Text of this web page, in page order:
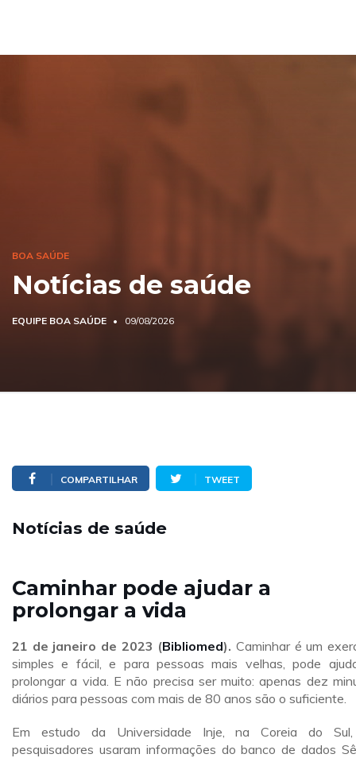
BOA SAÚDE
Notícias de saúde
EQUIPE BOA SAÚDE 09/08/2026
COMPARTILHAR TWEET
Notícias de saúde
Caminhar pode ajudar a
prolongar a vida
21 de janeiro de 2023 (Bibliomed).Caminhar é um
simples e fácil, e para pessoas mais velhas, pode
prolongar a vida. E não precisa ser muito: apenas dez
diários para pessoas com mais de 80 anos são o suficiente.
Em estudo da Universidade Inje, na Coreia do
pesquisadores usaram informações do banco de dados